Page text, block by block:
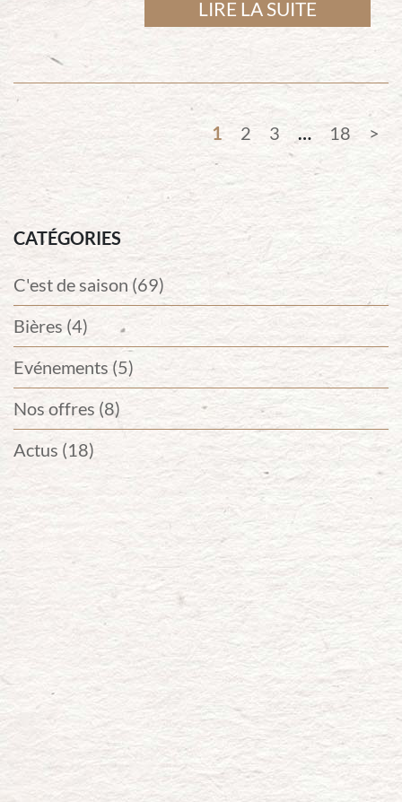
LIRE LA SUITE
1 2 3 … 18
CATÉGORIES
C'est de saison (69)
Bières (4)
Evénements (5)
Nos offres (8)
Actus (18)